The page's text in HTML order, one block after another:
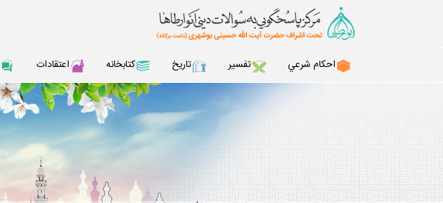
احكام شرعي تفسير تاريخ كتابخانه اعتقادات